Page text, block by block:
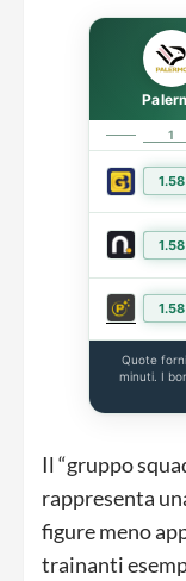
1
1.58
1.58
1.58
Quote
minuti. I
Il “gruppo
rappresenta
figure meno
trainanti